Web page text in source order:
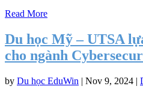
Read More
Du học Mỹ – UTSA
cho ngành
by Du học EduWin | Nov 9, 2024 |